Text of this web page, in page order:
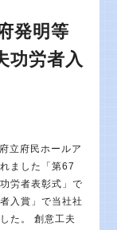
発明等
功労者入
立府民ホールア
ました「第67
労者表彰式」で
入賞」で当社社
た。 創意工夫